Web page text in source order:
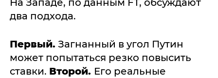
На Западе, по данным FT, обсуждают
два подхода.
Первый. Загнанный в угол Путин
может попытаться резко повысить
ставки. Второй. Его реальные